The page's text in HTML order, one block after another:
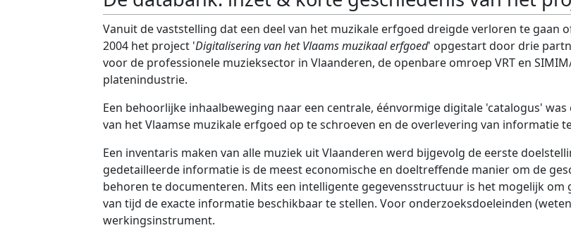
Vanuit de vaststelling dat een deel van het muzikale erfgoed dreigde verloren te gaan
2004 het project 'Digitalisering van het Vlaams muzikaal erfgoed' opgestart door drie
voor de professionele muzieksector in Vlaanderen, de openbare omroep VRT en
platenindustrie.
Een behoorlijke inhaalbeweging naar een centrale, éénvormige digitale 'catalogus'
van het Vlaamse muzikale erfgoed op te schroeven en de overlevering van informatie
Een inventaris maken van alle muziek uit Vlaanderen werd bijgevolg de eerste
gedetailleerde informatie is de meest economische en doeltreffende manier om de
behoren te documenteren. Mits een intelligente gegevensstructuur is het mogelijk om
van tijd de exacte informatie beschikbaar te stellen. Voor onderzoeksdoeleinden
werkingsinstrument.